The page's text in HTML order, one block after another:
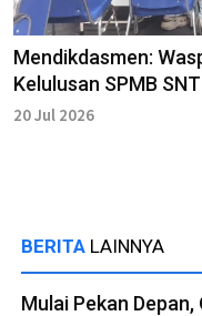
Mendikdasmen:
Kelulusan SPMB SNT
20 Jul 2026
BERITA LAINNYA
Mulai Pekan Depan,